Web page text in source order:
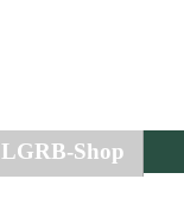
LGRB-Shop